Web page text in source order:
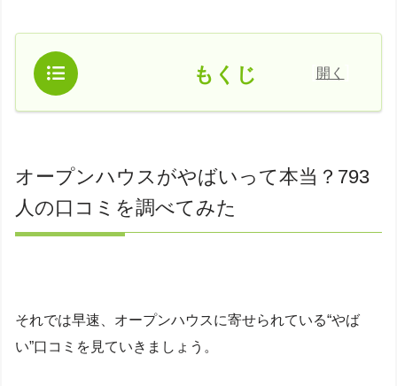
もくじ 開く
オープンハウスがやばいって本当？793
人の口コミを調べてみた
それでは早速、オープンハウスに寄せられている“やば
い”口コミを見ていきましょう。